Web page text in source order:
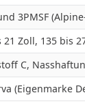
3PMSF
21 Zoll, 135 bis
C,
(Eigenmarke